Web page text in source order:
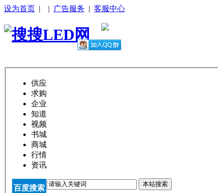
设为首页 | | 广告服务 | 客服中心
供应
求购
企业
知道
视频
书城
商城
行情
资讯
百度搜索 本站搜索